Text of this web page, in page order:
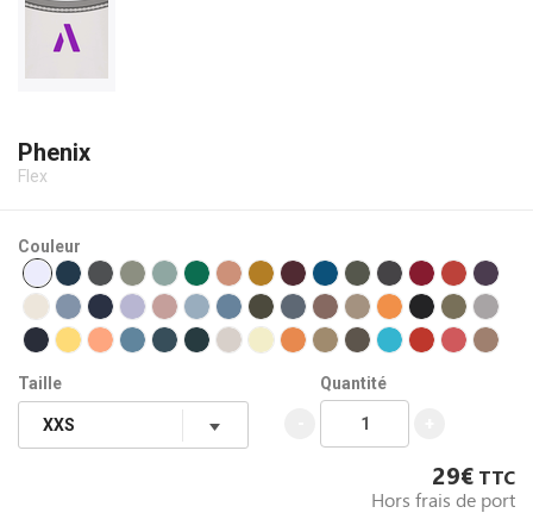
Phenix
Flex
Couleur
Taille Quantité
29€ TTC
Hors frais de port